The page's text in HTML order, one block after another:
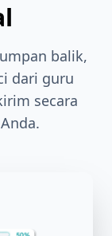
balik,
dari guru
secara